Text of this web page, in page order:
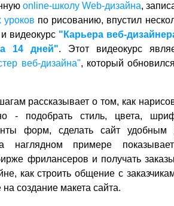
online-школу Web-дизайна,
уроков по рисованию, впустил
видеокурс "Карьера веб-
14 дней". Этот видеокурс
веб-дизайна", который
рассказывает о том, как
- подобрать стиль, цвета,
форм, сделать сайт удобным
наглядном примере
фрилансеров и получать
как строить общение с
создание макета сайта.